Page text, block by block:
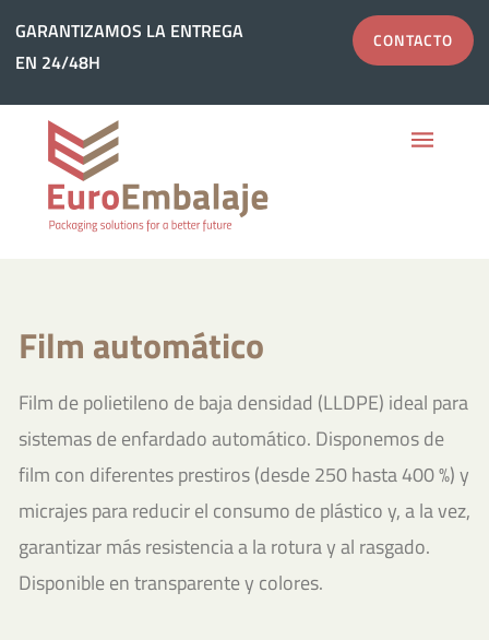
contenido
GARANTIZAMOS LA ENTREGA
EN 24/48H
CONTACTO
GARANTIZAMOS LA ENTREGA
EN 24/48H
CONTACTO
Film automático
Film de polietileno de baja densidad (LLDPE) ideal para
sistemas de enfardado automático. Disponemos de
film con diferentes prestiros (desde 250 hasta 400 %) y
micrajes para reducir el consumo de plástico y, a la vez,
garantizar más resistencia a la rotura y al rasgado.
Disponible en transparente y colores.